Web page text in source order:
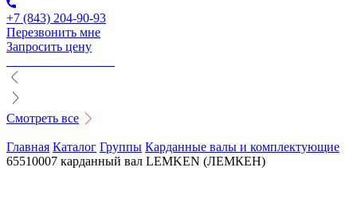
+7 (843) 204-90-93
Перезвонить мне
Запросить цену
Смотреть все
Главная Каталог Группы Карданные валы и комплектующие
65510007 карданный вал LEMKEN (ЛЕМКЕН)